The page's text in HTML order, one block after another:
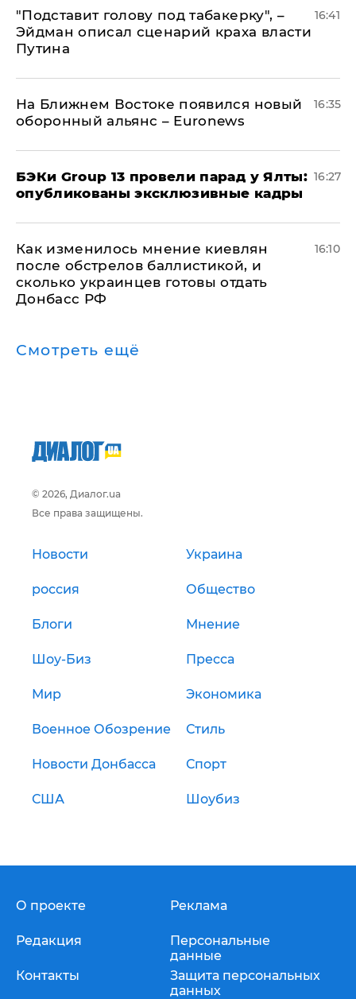
​"Подставит голову под табакерку", –
Эйдман описал сценарий краха власти
Путина
16:41
На Ближнем Востоке появился новый
оборонный альянс – Euronews
16:35
​БЭКи Group 13 провели парад у Ялты:
опубликованы эксклюзивные кадры
16:27
Как изменилось мнение киевлян
после обстрелов баллистикой, и
сколько украинцев готовы отдать
Донбасс РФ
16:10
Смотреть ещё
© 2026, Диалог.ua
Все права защищены.
Новости Украина
россия Общество
Блоги Мнение
Шоу-Биз Пресса
Мир Экономика
Военное Обозрение Стиль
Новости Донбасса Спорт
США Шоубиз
О проекте
Редакция
Контакты
Реклама
Персональные
данные
Защита персональных
данных